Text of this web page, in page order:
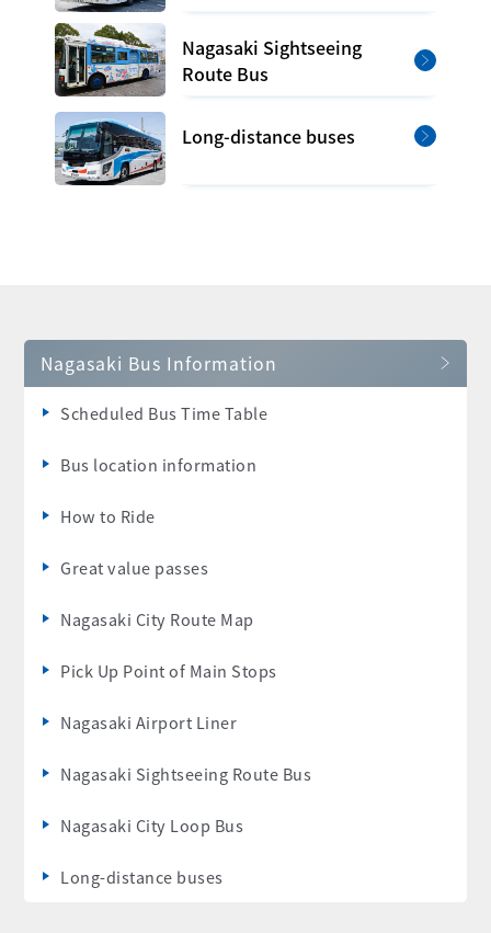
Nagasaki Sightseeing
Route Bus
Long-distance buses
Nagasaki Bus Information
Scheduled Bus Time Table
Bus location information
How to Ride
Great value passes
Nagasaki City Route Map
Pick Up Point of Main Stops
Nagasaki Airport Liner
Nagasaki Sightseeing Route Bus
Nagasaki City Loop Bus
Long-distance buses